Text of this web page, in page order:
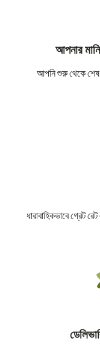
আপনার
আপনি শুরু থেকে শেষ
ধারাবাহিকভাবে গ্রেট